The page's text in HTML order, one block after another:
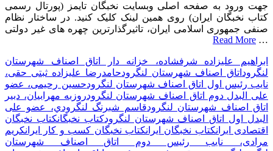
کسب
و
کارهای
جهت ورود به صفحه اصلی وبسایت نخبگان تایمز (پورتال رسمی
کتاب نخبگان ایران) روی همین لینک کلیک کنید. در ساختار نظام
صنفی جمهوری اسلامی ایران، تاثیرگذارترین چهره های غیر دولتی
…
Read More
ابراهیم علیزاده شرفشاده، خزانه دار اتاق اصناف شهرستان
لنگرود اتاق اصناف شهرستان لنگرودحامدرضا علیزاده ثبتی حقی،
نایب رئیس اول اتاق اصناف شهرستان لنگرودحسین رحیمی، عضو
علی البدل دوم اتاق اصناف شهرستان لنگرودروزبه مهرابیان، دبیر
اتاق اصناف شهرستان لنگرودقاسم شبرنگ لنگرودي، عضو علی
البدل اول اتاق اصناف شهرستان لنگرودکتاب نخبگانکتاب نخبگان
اقتصادی ایرانکتاب نخبگان ایرانکتاب نخبگان کسب و کار ایرانکریم
مرادی، نایب رئیس دوم اتاق اصناف شهرستان